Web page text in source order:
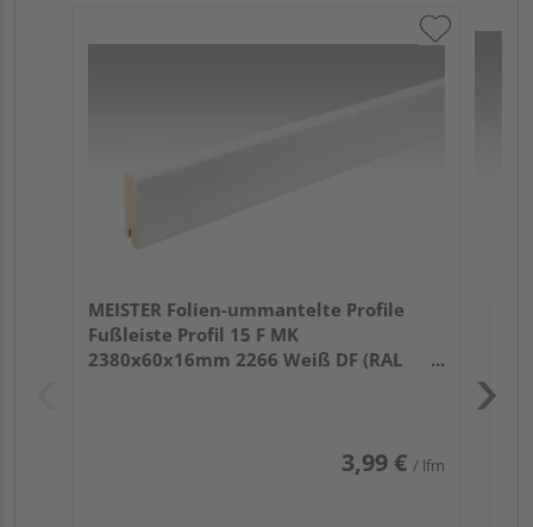
MEISTER Folien-ummantelte Profile
Fußleiste Profil 15 F MK
2380x60x16mm 2266 Weiß DF (RAL
3,99 € / lfm